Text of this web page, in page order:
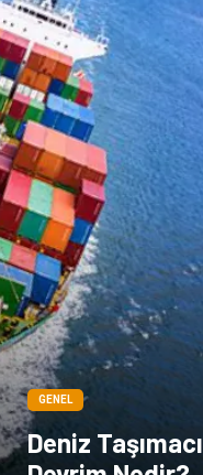
GENEL
Deniz